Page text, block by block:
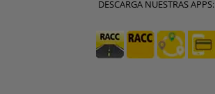
DESCARGA NUESTRAS APPS: